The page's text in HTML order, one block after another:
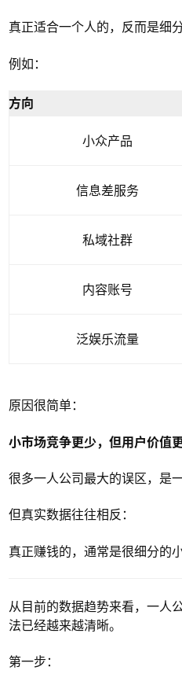
真正适合一个人的，反而是细分
例如：
方向
小众产品
信息差服务
私域社群
内容账号
泛娱乐流量
原因很简单：
小市场竞争更少，但用户价值更
很多一人公司最大的误区，是
但真实数据往往相反：
真正赚钱的，通常是很细分的小
从目前的数据趋势来看，一人
法已经越来越清晰。
第一步：